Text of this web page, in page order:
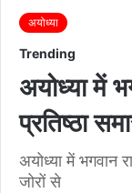
अयोध्या
Trending
अयोध्या में
प्रतिष्ठा
अयोध्या में भगवान
जोरों से